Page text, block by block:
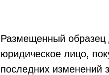
Размещенный образец
юридическое лицо,
последних изменений